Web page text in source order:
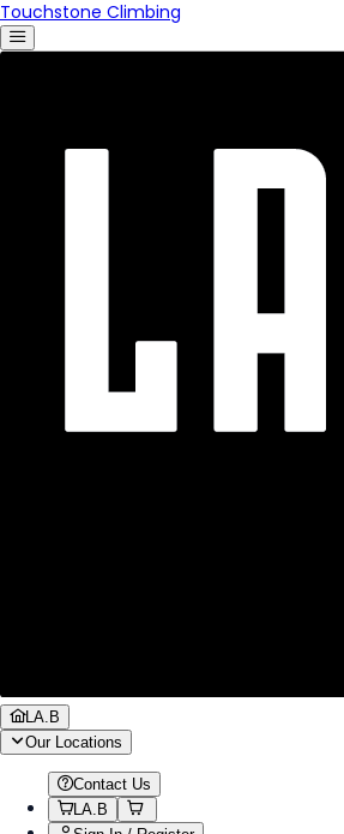
Touchstone Climbing
LA.B
Our Locations
Contact Us
LA.B